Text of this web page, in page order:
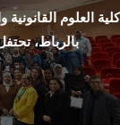
كلية العلوم
بالرباط،